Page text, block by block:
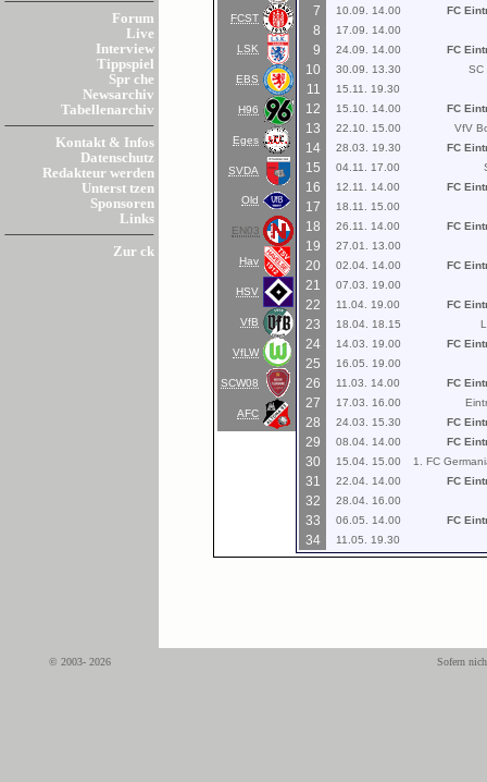
Forum
Live
Interview
Tippspiel
Spr che
Newsarchiv
Tabellenarchiv
Kontakt & Infos
Datenschutz
Redakteur werden
Unterst tzen
Sponsoren
Links
Zur ck
FCST
LSK
EBS
H96
Eges
SVDA
Old
EN03
Hav
HSV
VfB
VfLW
SCW08
AFC
7 10.09. 14.00 FC
8 17.09. 14.00
9 24.09. 14.00 FC
10 30.09. 13.30 SC
11 15.11. 19.30
12 15.10. 14.00 FC
13 22.10. 15.00 VfV
14 28.03. 19.30 FC
15 04.11. 17.00
16 12.11. 14.00 FC
17 18.11. 15.00
18 26.11. 14.00 FC
19 27.01. 13.00
20 02.04. 14.00 FC
21 07.03. 19.00
22 11.04. 19.00 FC
23 18.04. 18.15
24 14.03. 19.00 FC
25 16.05. 19.00
26 11.03. 14.00 FC
27 17.03. 16.00
28 24.03. 15.30 FC
29 08.04. 14.00 FC
30 15.04. 15.00 1. FC
31 22.04. 14.00 FC
32 28.04. 16.00
33 06.05. 14.00 FC
34 11.05. 19.30
© 2003- 2026 Sofern